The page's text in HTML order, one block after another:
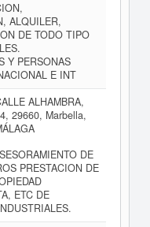
ALQUILER,
DE TODO TIPO
Y PERSONAS
E INT
ALHAMBRA,
29660, Marbella,
DE
PRESTACION DE
ETC DE